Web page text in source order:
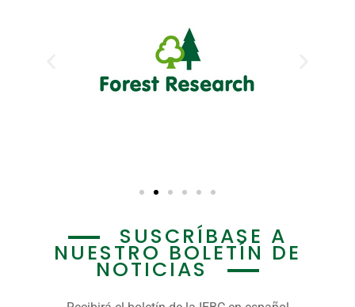
SUSCRÍBASE A
NUESTRO BOLETÍN DE
NOTICIAS